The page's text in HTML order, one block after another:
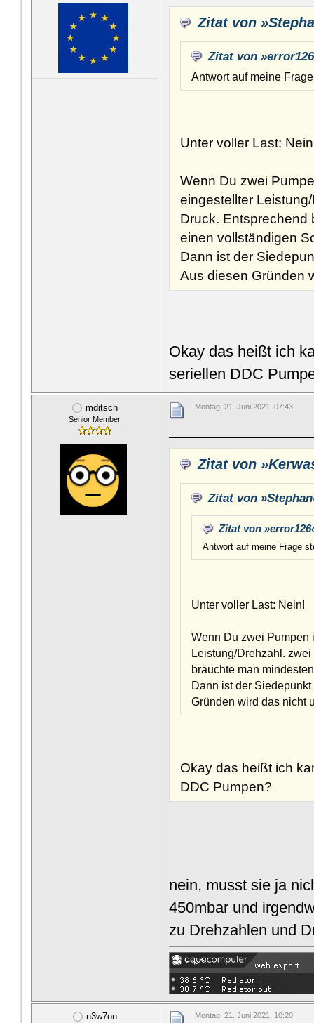
Zitat von
Zitat von
Antwort auf meine
Unter voller Last:
Wenn Du zwei
eingestellter
Druck. Entsprechend
einen vollständigen
Dann ist der
Aus diesen Gründen
Okay das heißt ich
seriellen DDC
mditsch
Senior Member
Montag, 21. Juni 2021, 07:43
Zitat von
Zitat von
Zitat von
Antwort auf meine Frage
Unter voller Last: Nein!
Wenn Du zwei Pumpen
Leistung/Drehzahl.
bräuchte man
Dann ist der
Gründen wird das nicht
Okay das heißt ich
DDC Pumpen?
nein, musst sie ja
450mbar und
zu Drehzahlen und
n3w7on Montag, 21. Juni 2021, 10:20